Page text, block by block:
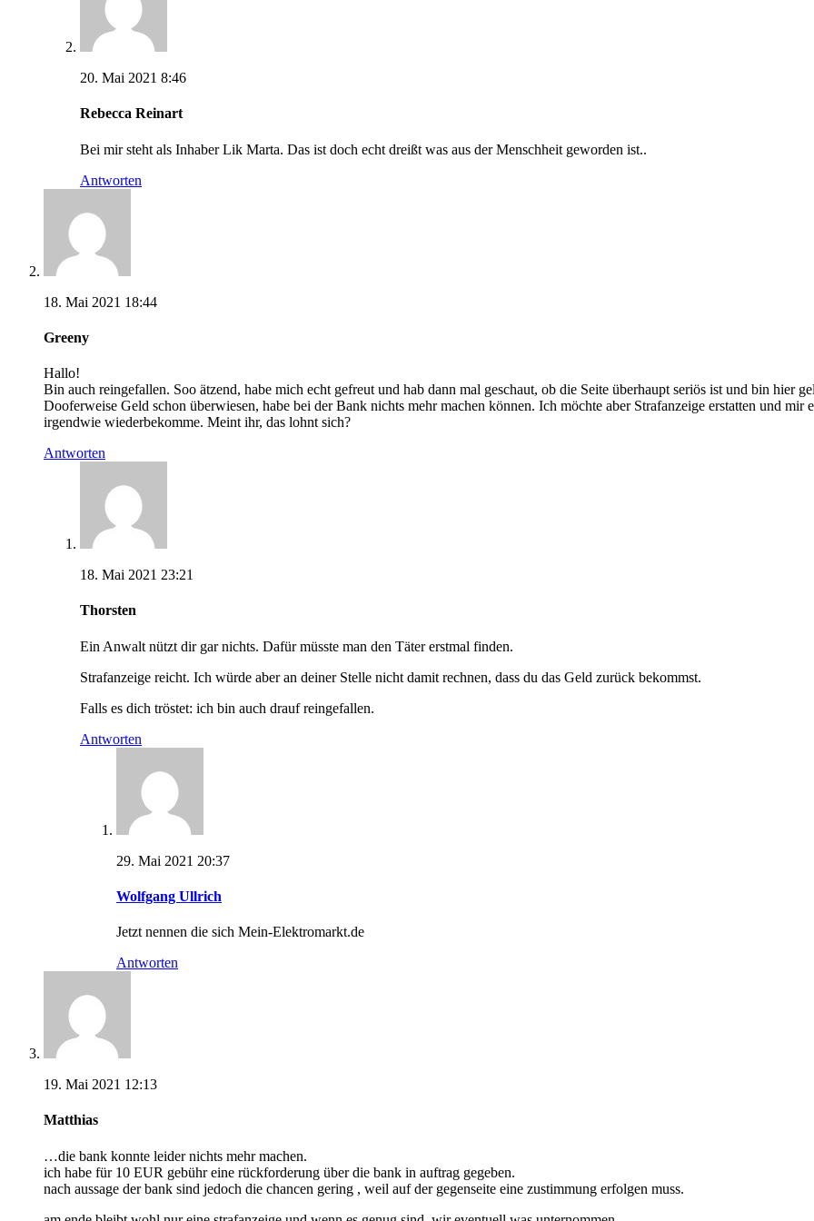
20. Mai 2021 8:46
Rebecca Reinart
Bei mir steht als Inhaber Lik Marta. Das ist doch echt dreißt was aus der Menschheit geworden ist..
Antworten
18. Mai 2021 18:44
Greeny
Hallo!
Bin auch reingefallen. Soo ätzend, habe mich echt gefreut und hab dann mal geschaut, ob die Seite überhaupt seriös ist und bin hier
Dooferweise Geld schon überwiesen, habe bei der Bank nichts mehr machen können. Ich möchte aber Strafanzeige erstatten und
irgendwie wiederbekomme. Meint ihr, das lohnt sich?
Antworten
18. Mai 2021 23:21
Thorsten
Ein Anwalt nützt dir gar nichts. Dafür müsste man den Täter erstmal finden.
Strafanzeige reicht. Ich würde aber an deiner Stelle nicht damit rechnen, dass du das Geld zurück bekommst.
Falls es dich tröstet: ich bin auch drauf reingefallen.
Antworten
29. Mai 2021 20:37
Wolfgang Ullrich
Jetzt nennen die sich Mein-Elektromarkt.de
Antworten
19. Mai 2021 12:13
Matthias
…die bank konnte leider nichts mehr machen.
ich habe für 10 EUR gebühr eine rückforderung über die bank in auftrag gegeben.
nach aussage der bank sind jedoch die chancen gering , weil auf der gegenseite eine zustimmung erfolgen muss.